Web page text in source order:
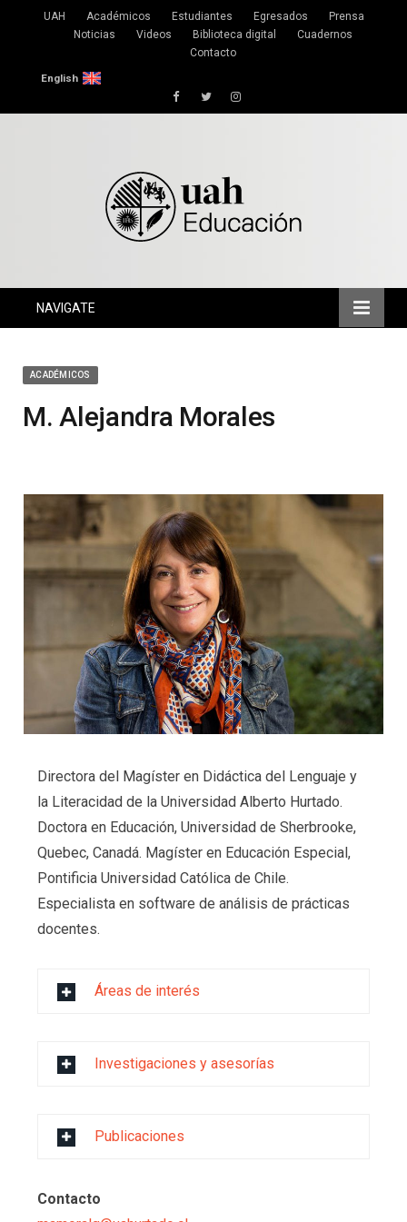
UAH Académicos Estudiantes Egresados
Prensa
Noticias
Videos Biblioteca digital
Cuadernos
Contacto
English
FacebookTwitterInstagram
NAVIGATE
ACADÉMICOS
M. Alejandra Morales
Directora del Magíster en Didáctica del Lenguaje y
la Literacidad de la Universidad Alberto Hurtado.
Doctora en Educación, Universidad de Sherbrooke,
Quebec, Canadá. Magíster en Educación Especial,
Pontificia Universidad Católica de Chile.
Especialista en software de análisis de prácticas
docentes.
Áreas de interés
Investigaciones y asesorías
Publicaciones
Contacto